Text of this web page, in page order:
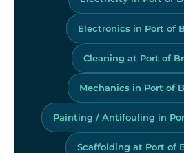
Electronics in Port of
Cleaning at Port of
Mechanics in Port of
Painting / Antifouling in
Scaffolding at Port of